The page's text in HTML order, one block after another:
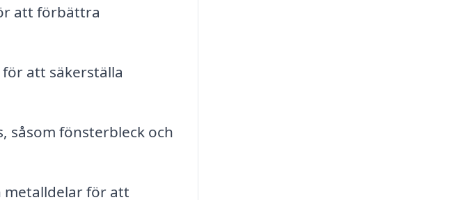
att förbättra
att säkerställa
såsom fönsterbleck och
metalldelar för att